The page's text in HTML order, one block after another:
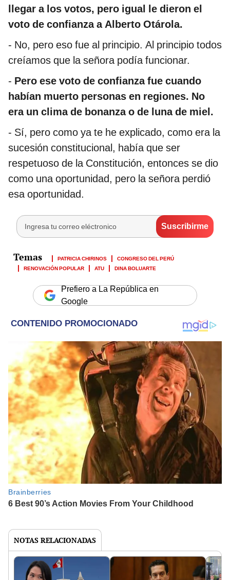
llegar a los votos, pero igual le dieron el
voto de confianza a Alberto Otárola.
- No, pero eso fue al principio. Al principio todos
creíamos que la señora podía funcionar.
- Pero ese voto de confianza fue cuando
habían muerto personas en regiones. No
era un clima de bonanza o de luna de miel.
- Sí, pero como ya te he explicado, como era la
sucesión constitucional, había que ser
respetuoso de la Constitución, entonces se dio
como una oportunidad, pero la señora perdió
esa oportunidad.
PATRICIA CHIRINOS
CONGRESO DEL PERÚ
RENOVACIÓN POPULAR
ATU DINA BOLUARTE
Prefiero a La República en
Google
NOTAS RELACIONADAS